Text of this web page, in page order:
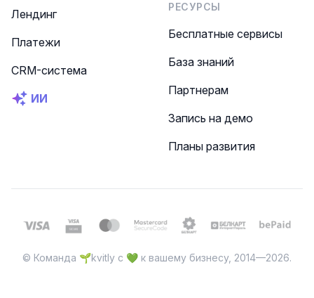
Лендинг
Платежи
CRM-система
ИИ
РЕСУРСЫ
Бесплатные сервисы
База знаний
Партнерам
Запись на демо
Планы развития
© Команда 🌱kvitly с 💚 к вашему бизнесу, 2014—2026.